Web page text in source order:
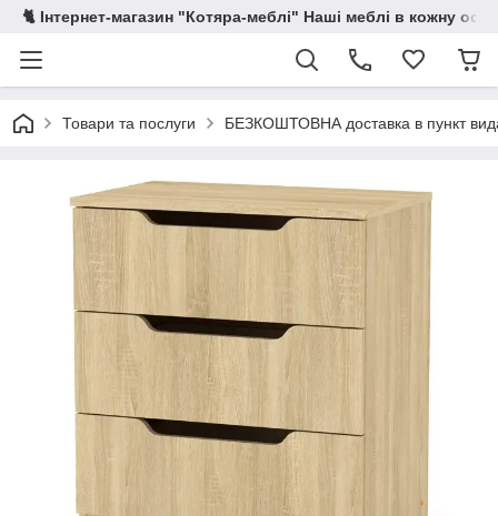
🐈 Інтернет-магазин "Котяра-меблі" Наші меблі в кожну
Товари та послуги БЕЗКОШТОВНА доставка в пункт